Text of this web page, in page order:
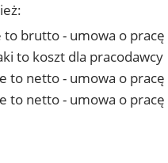
brutto - umowa o pracę
to koszt dla pracodawcy
to netto - umowa o pracę
to netto - umowa o pracę